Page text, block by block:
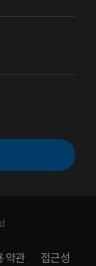
약관 접근성